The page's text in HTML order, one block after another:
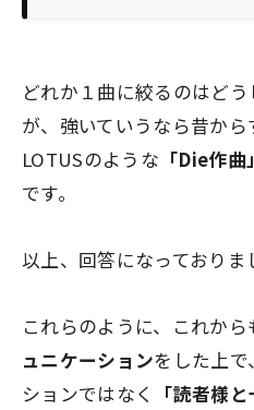
どれか１曲に絞るのはど
が、強いていうなら昔か
LOTUSのような 「Die作
です。
以上、回答になっておりま
これらのように、これから
ュニケーションをした上
ションではなく
「読者様